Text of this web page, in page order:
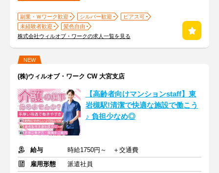
副業・Ｗワーク歓迎 シルバー歓迎
ピアス可
未経験者歓迎
髪色自由
株式会社ウィルオブ・ワークの求人一覧を見る
NEW
(株)ウィルオブ・ワーク CW 大宮支店
【高齢者向けマンションstaff】東
岩槻駅!清潔で快適な施設で働こう
♪ 負担少なめ◎
給与
時給1750円～ ＋交通費
雇用形態
派遣社員